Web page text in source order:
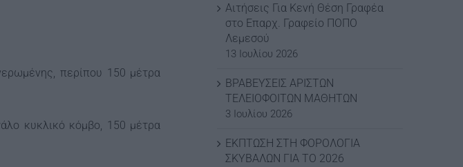
περίπου 150 μέτρα
κυκλικό κόμβο, 150 μέτρα
Αιτήσεις Για Κενή Θέση Γραφέα
στο Επαρχ. Γραφείο ΠΟΠΟ
Λεμεσού
13 Ιουλίου 2026
ΒΡΑΒΕΥΣΕΙΣ ΑΡΙΣΤΩΝ
ΤΕΛΕΙΟΦΟΙΤΩΝ ΜΑΘΗΤΩΝ
3 Ιουλίου 2026
ΕΚΠΤΩΣΗ ΣΤΗ ΦΟΡΟΛΟΓΙΑ
ΣΚΥΒΑΛΩΝ ΓΙΑ ΤΟ 2026